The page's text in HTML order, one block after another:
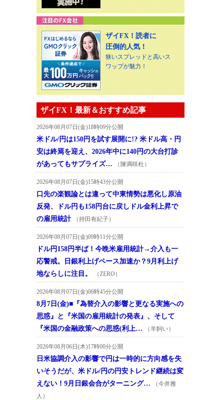
ザイFX！読者に
圧倒的人気！
狭いスプレッドと高いス
ワップが魅力！
ザイFX！最新＆おすすめ記事
2026年08月07日(金)18時09分公開
米ドル/円は150円を試す展開に!? 米ドル高・円
安は終焉を迎え、2026年中に140円の大台打診
があってもサプライズ…
（陳満咲杜）
2026年08月07日(金)15時43分公開
口先の楽観論とは違って中東情勢は悪化し原油
反発、ドル円も158円台に戻しドル金利上昇で
の雇用統計
（持田有紀子）
2026年08月07日(金)09時11分公開
ドル円158円半ば！今晩米雇用統計→介入も一
応警戒。日銀利上げペース加速か？9月利上げ
地ならしに注目。
（ZERO）
2026年08月07日(金)06時45分公開
8月7日(金)■『為替介入の影響と更なる実施への
思惑』と『米国の雇用統計の発表』、そして
『米国の金融政策への思惑(利上…
（羊飼い）
2026年08月06日(木)17時00分公開
日米協調介入の影響で円は一時的に方向感を失
いそうだが、米ドル/円の円安トレンド継続は変
えない！9月日銀会合がターニング…
（今井雅
人）